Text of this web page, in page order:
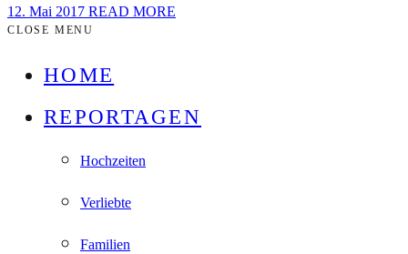
12. Mai 2017 READ MORE
CLOSE MENU
HOME
REPORTAGEN
Hochzeiten
Verliebte
Familien